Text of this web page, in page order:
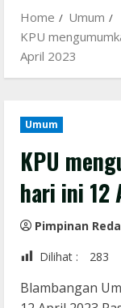
Home
Umum
KPU
April 2023
Umum
KPU
hari ini 12
Pimpinan
Dilihat :
283
Blambangan